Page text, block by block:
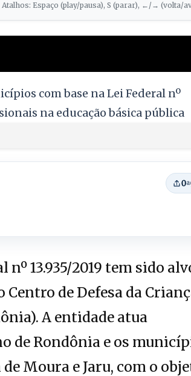
Atalhos: Espaço (play/pausa), S (parar), ←/→ (volta/
com base na Lei Federal nº
na educação básica pública
0
13.935/2019 tem sido
de Defesa da
A entidade atua
de Rondônia e os
Moura e Jaru, com o